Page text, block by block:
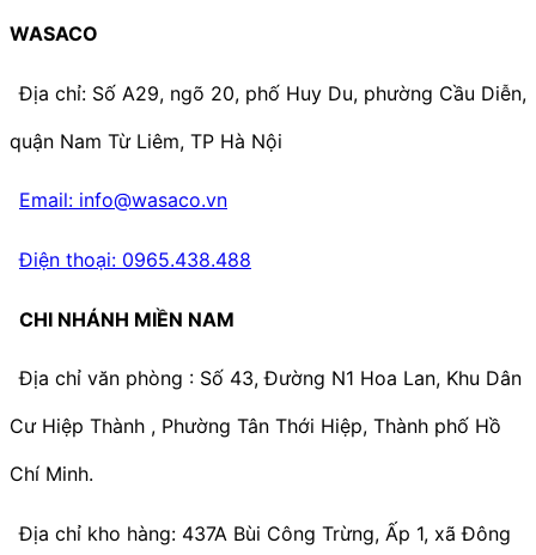
WASACO
Địa chỉ: Số A29, ngõ 20, phố Huy Du, phường Cầu Diễn,
quận Nam Từ Liêm, TP Hà Nội
Email: info@wasaco.vn
Điện thoại: 0965.438.488
CHI NHÁNH MIỀN NAM
Địa chỉ văn phòng : Số 43, Đường N1 Hoa Lan, Khu Dân
Cư Hiệp Thành , Phường Tân Thới Hiệp, Thành phố Hồ
Chí Minh.
Địa chỉ kho hàng: 437A Bùi Công Trừng, Ấp 1, xã Đông